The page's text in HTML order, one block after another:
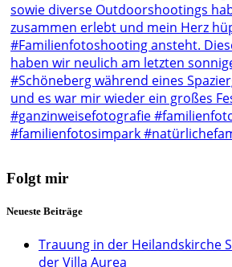
Folgt mir
Neueste Beiträge
Trauung in der Heilandskirche
der Villa Aurea